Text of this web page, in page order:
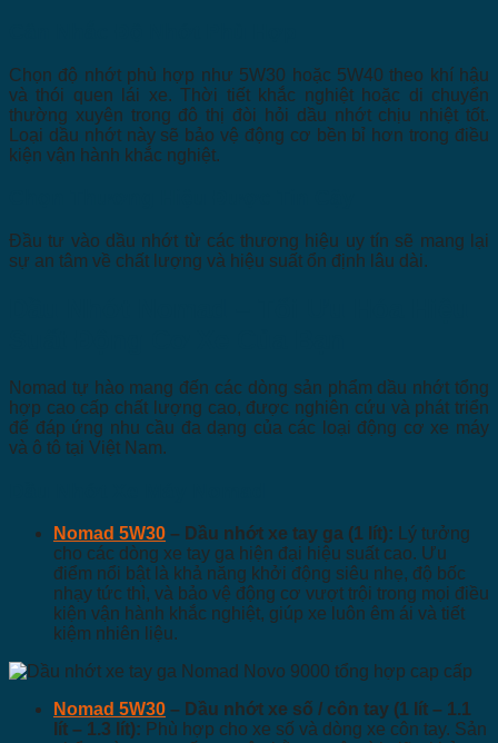
Chọn độ nhớt phù hợp như 5W30 hoặc 5W40 theo khí hậu
và thói quen lái xe. Thời tiết khắc nghiệt hoặc di chuyển
thường xuyên trong đô thị đòi hỏi dầu nhớt chịu nhiệt tốt.
Loại dầu nhớt này sẽ bảo vệ động cơ bền bỉ hơn trong điều
kiện vận hành khắc nghiệt.
Đầu tư vào dầu nhớt từ các thương hiệu uy tín sẽ mang lại
sự an tâm về chất lượng và hiệu suất ổn định lâu dài.
Nomad tự hào mang đến các dòng sản phẩm dầu nhớt tổng
hợp cao cấp chất lượng cao, được nghiên cứu và phát triển
để đáp ứng nhu cầu đa dạng của các loại động cơ xe máy
và ô tô tại Việt Nam.
Nomad 5W30 – Dầu nhớt xe tay ga (1 lít): Lý tưởng
cho các dòng xe tay ga hiện đại hiệu suất cao. Ưu
điểm nổi bật là khả năng khởi động siêu nhẹ, độ bốc
nhạy tức thì, và bảo vệ động cơ vượt trội trong mọi điều
kiện vận hành khắc nghiệt, giúp xe luôn êm ái và tiết
kiệm nhiên liệu.
Nomad 5W30 – Dầu nhớt xe số / côn tay (1 lít – 1.1
lít – 1.3 lít): Phù hợp cho xe số và dòng xe côn tay. Sản